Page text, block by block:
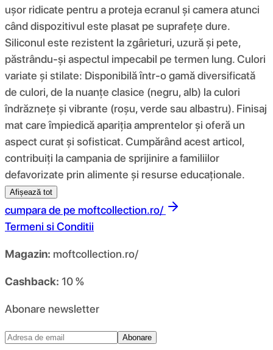
ușor ridicate pentru a proteja ecranul și camera atunci
când dispozitivul este plasat pe suprafețe dure.
Siliconul este rezistent la zgârieturi, uzură și pete,
păstrându-și aspectul impecabil pe termen lung. Culori
variate și stilate: Disponibilă într-o gamă diversificată
de culori, de la nuanțe clasice (negru, alb) la culori
îndrăznețe și vibrante (roșu, verde sau albastru). Finisaj
mat care împiedică apariția amprentelor și oferă un
aspect curat și sofisticat. Cumpărând acest articol,
contribuiți la campania de sprijinire a familiilor
defavorizate prin alimente și resurse educaționale.
Afișează tot
cumpara de pe moftcollection.ro/
Termeni si Conditii
Magazin: moftcollection.ro/
Cashback: 10 %
Abonare newsletter
Abonare